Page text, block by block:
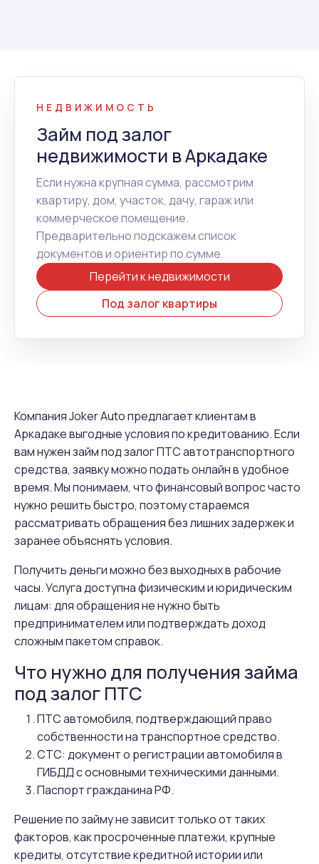
НЕДВИЖИМОСТЬ
Займ под залог
недвижимости в Аркадаке
Если нужна крупная сумма, рассмотрим
квартиру, дом, участок, дачу, гараж или
коммерческое помещение.
Предварительно подскажем список
документов и ориентир по сумме.
Перейти к недвижимости
Под залог квартиры
Компания Joker Auto предлагает клиентам в
Аркадаке выгодные условия по кредитованию. Если
вам нужен займ под залог ПТС автотранспортного
средства, заявку можно подать онлайн в удобное
время. Мы понимаем, что финансовый вопрос часто
нужно решить быстро, поэтому стараемся
рассматривать обращения без лишних задержек и
заранее объяснять условия.
Получить деньги можно без выходных в рабочие
часы. Услуга доступна физическим и юридическим
лицам: для обращения не нужно быть
предпринимателем или подтверждать доход
сложным пакетом справок.
Что нужно для получения займа
под залог ПТС
ПТС автомобиля, подтверждающий право
собственности на транспортное средство.
СТС: документ о регистрации автомобиля в
ГИБДД с основными техническими данными.
Паспорт гражданина РФ.
Решение по займу не зависит только от таких
факторов, как просроченные платежи, крупные
кредиты, отсутствие кредитной истории или